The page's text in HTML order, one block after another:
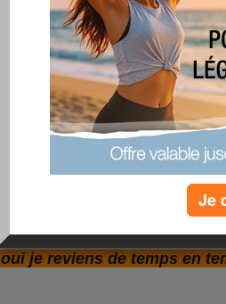
kikou les filles, ho une
oui je reviens de temps en
Je